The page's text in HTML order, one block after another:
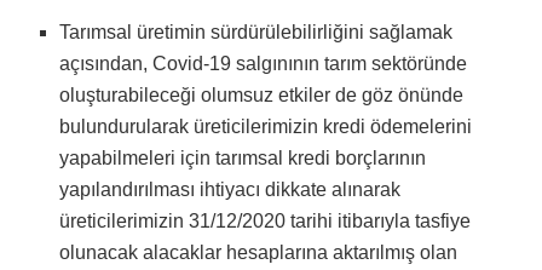
Tarımsal üretimin sürdürülebilirliğini sağlamak
açısından, Covid-19 salgınının tarım sektöründe
oluşturabileceği olumsuz etkiler de göz önünde
bulundurularak üreticilerimizin kredi ödemelerini
yapabilmeleri için tarımsal kredi borçlarının
yapılandırılması ihtiyacı dikkate alınarak
üreticilerimizin 31/12/2020 tarihi itibarıyla tasfiye
olunacak alacaklar hesaplarına aktarılmış olan